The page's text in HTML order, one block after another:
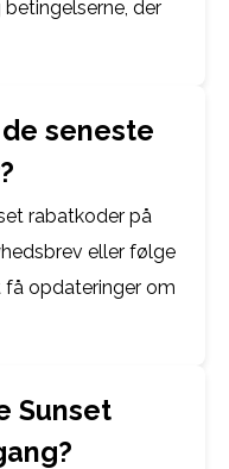
der
seneste
rabatkoder på
eller følge
opdateringer om
Sunset